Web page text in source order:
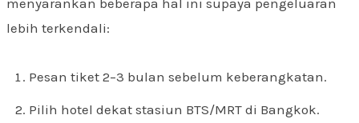
lebih terkendali:
Pesan tiket 2–3 bulan sebelum keberangkatan.
Pilih hotel dekat stasiun BTS/MRT di Bangkok.